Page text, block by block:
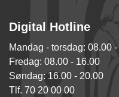
Digital Hotline
Mandag - torsdag: 08.00
Fredag: 08.00 - 16.00
Søndag: 16.00 - 20.00
Tlf. 70 20 00 00